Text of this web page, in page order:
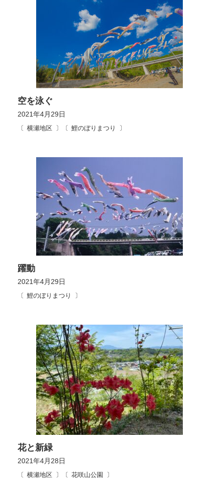
2021年4月29日
横瀬地区 鯉のぼりまつり
空を泳ぐ
2021年4月29日
鯉のぼりまつり
躍動
2021年4月28日
横瀬地区 花咲山公園
花と新緑